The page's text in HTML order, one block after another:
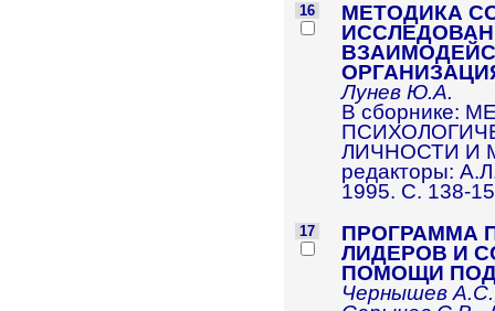
16
МЕТОДИКА
Лунев Ю.А.
В сборнике:
ЛИЧНОСТИ И
редакторы:
1995. С. 138-
17
ПРОГРАММА
ЛИДЕРОВ И
ПОМОЩИ
Чернышев